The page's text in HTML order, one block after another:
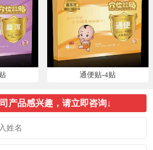
通便贴-4贴
产品感兴趣，请立即咨询↓